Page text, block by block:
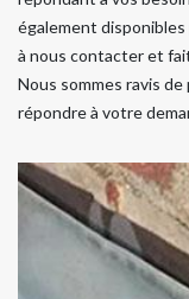
également disponibles
à nous contacter et
Nous sommes ravis
répondre à votre